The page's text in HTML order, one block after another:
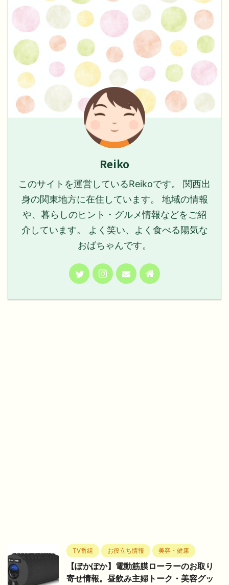
Reiko
このサイトを運営しているReikoです。 関西出
身の関東地方に在住しています。 地域の情報
や、暮らしのヒント・グルメ情報などをご紹
介しています。 よく笑い、よく食べる陽気な
おばちゃんです。
TV番組 お役立ち情報 美容・健康
【ぽかぽか】電動筋膜ローラーのお取り
寄せ情報。昼飲み主婦トーク・美容グッ